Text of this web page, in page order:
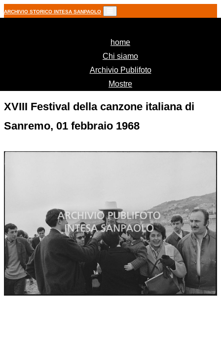
ARCHIVIO STORICO INTESA SANPAOLO
home(current)
Chi siamo
Archivio Publifoto
Mostre
XVIII Festival della canzone italiana di
Sanremo, 01 febbraio 1968